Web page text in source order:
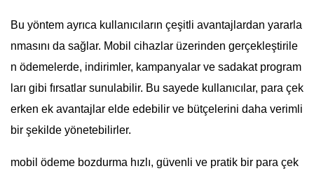
Bu yöntem ayrıca kullanıcıların çeşitli avantajlardan yararla
nmasını da sağlar. Mobil cihazlar üzerinden gerçekleştirile
n ödemelerde, indirimler, kampanyalar ve sadakat program
ları gibi fırsatlar sunulabilir. Bu sayede kullanıcılar, para çek
erken ek avantajlar elde edebilir ve bütçelerini daha verimli
bir şekilde yönetebilirler.
mobil ödeme bozdurma hızlı, güvenli ve pratik bir para çek